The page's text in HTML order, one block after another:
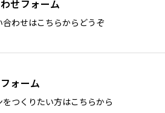
せフォーム
わせはこちらからどうぞ
ォーム
をつくりたい方はこちらから